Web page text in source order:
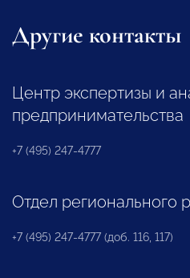
Другие контакты
Центр экспертизы и
предпринимательства
+7 (495) 247-4777
Отдел регионального
+7 (495) 247-4777 (доб. 116, 117)